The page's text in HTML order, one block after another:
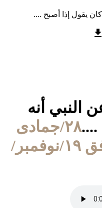
يقول إذا أصبح ....
النبي أنه
....
٢٨/جمادى
الأولى/١٤٤٧ الموافق ١٩/نوفمبر/